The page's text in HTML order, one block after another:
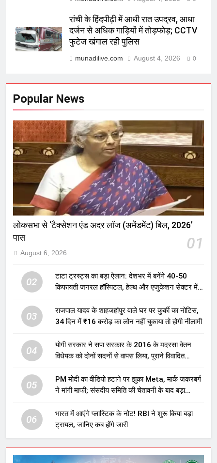
रांची के हिंदपीढ़ी में आधी रात उपद्रव, आधा
दर्जन से अधिक गाड़ियों में तोड़फोड़; CCTV
फुटेज खंगाल रही पुलिस
munadilive.com August 4, 2026 0
Popular News
लोकसभा से ‘टैक्सेशन एंड अदर लॉज (अमेंडमेंट) बिल, 2026’
पास
01
August 6, 2026
02
टाटा ट्रस्ट्स का बड़ा ऐलान: देशभर में बनेंगे 40-50
किफायती जनरल हॉस्पिटल, हेल्थ और एजुकेशन सेक्टर में
03
राजपाल यादव के शाहजहांपुर वाले घर पर कुर्की का नोटिस,
34 दिन में ₹16 करोड़ का लोन नहीं चुकाया तो होगी नीलामी
04
योगी सरकार ने सपा सरकार के 2016 के मदरसा वेतन
विधेयक को दोनों सदनों से वापस लिया, पुराने विवादित
05
PM मोदी का वीडियो हटाने पर झुका Meta, मार्क जकरबर्ग
ने मांगी माफी; संसदीय समिति की चेतावनी के बाद बड़ा
06
भारत में आएंगे प्लास्टिक के नोट! RBI ने शुरू किया बड़ा
ट्रायल, जानिए कब होंगे जारी